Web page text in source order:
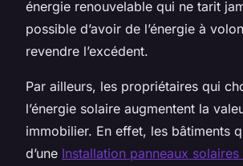
énergie renouvelable qui ne tarit
possible d’avoir de l’énergie à
revendre l’excédent.
Par ailleurs, les propriétaires qui
l’énergie solaire augmentent la
immobilier. En effet, les bâtiments
d’une Installation panneaux